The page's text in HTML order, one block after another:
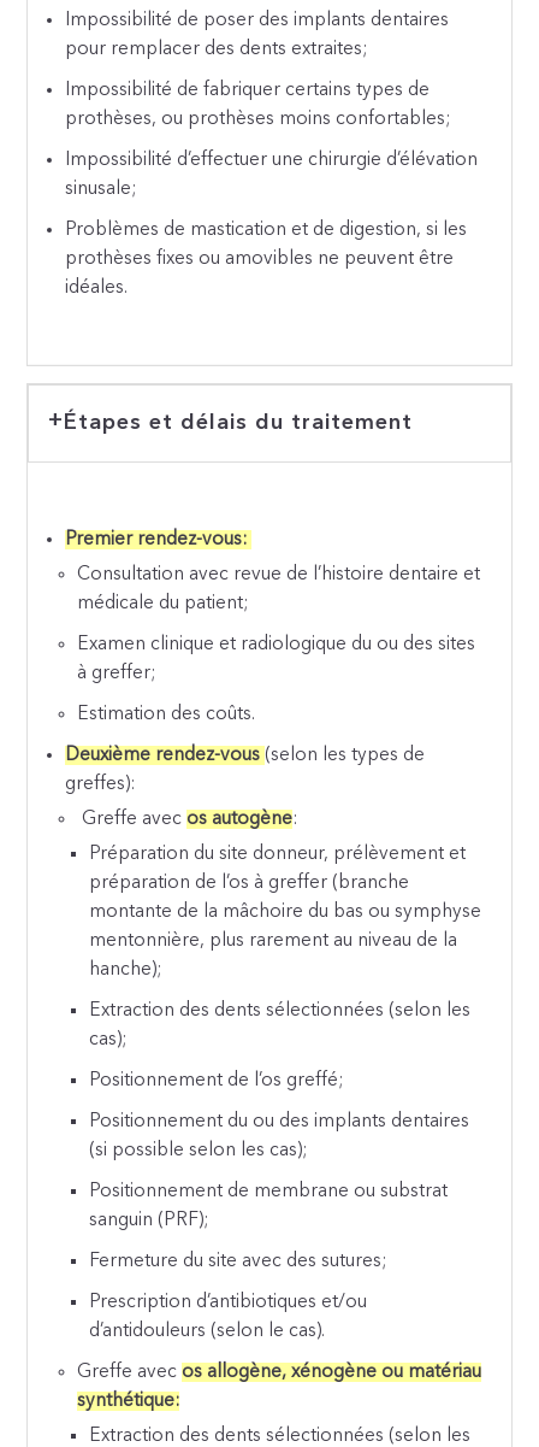
Impossibilité de poser des implants dentaires
pour remplacer des dents extraites;
Impossibilité de fabriquer certains types de
prothèses, ou prothèses moins confortables;
Impossibilité d’effectuer une chirurgie d’élévation
sinusale;
Problèmes de mastication et de digestion, si les
prothèses fixes ou amovibles ne peuvent être
idéales.
Étapes et délais du traitement
Premier rendez-vous:
Consultation avec revue de l’histoire dentaire et
médicale du patient;
Examen clinique et radiologique du ou des sites
à greffer;
Estimation des coûts.
Deuxième rendez-vous (selon les types de
greffes):
Greffe avec os autogène:
Préparation du site donneur, prélèvement et
préparation de l’os à greffer (branche
montante de la mâchoire du bas ou symphyse
mentonnière, plus rarement au niveau de la
hanche);
Extraction des dents sélectionnées (selon les
cas);
Positionnement de l’os greffé;
Positionnement du ou des implants dentaires
(si possible selon les cas);
Positionnement de membrane ou substrat
sanguin (PRF);
Fermeture du site avec des sutures;
Prescription d’antibiotiques et/ou
d’antidouleurs (selon le cas).
Greffe avec os allogène, xénogène ou matériau
synthétique:
Extraction des dents sélectionnées (selon les